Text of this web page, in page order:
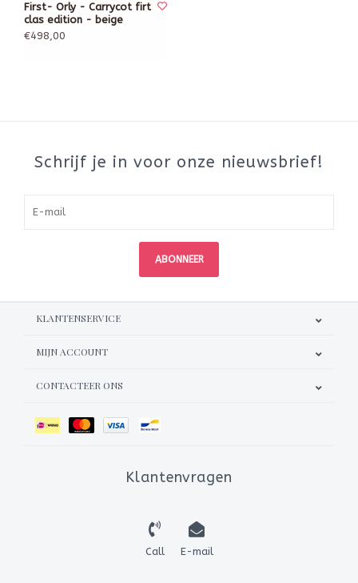
First- Orly - Carrycot firt
clas edition - beige
€498,00
Schrijf je in voor onze nieuwsbrief!
ABONNEER
KLANTENSERVICE
MIJN ACCOUNT
CONTACTEER ONS
Klantenvragen
Call E-mail